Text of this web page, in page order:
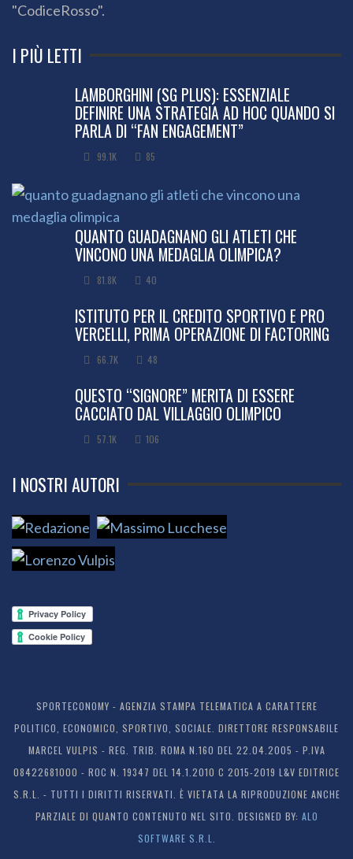
"CodiceRosso".
I PIÙ LETTI
LAMBORGHINI (SG PLUS): ESSENZIALE
DEFINIRE UNA STRATEGIA AD HOC QUANDO SI
PARLA DI “FAN ENGAGEMENT”
99.1K 85
QUANTO GUADAGNANO GLI ATLETI CHE
VINCONO UNA MEDAGLIA OLIMPICA?
81.8K 40
ISTITUTO PER IL CREDITO SPORTIVO E PRO
VERCELLI, PRIMA OPERAZIONE DI FACTORING
66.7K 48
QUESTO “SIGNORE” MERITA DI ESSERE
CACCIATO DAL VILLAGGIO OLIMPICO
57.1K 106
I NOSTRI AUTORI
SPORTECONOMY - AGENZIA STAMPA TELEMATICA A CARATTERE
POLITICO, ECONOMICO, SPORTIVO, SOCIALE. DIRETTORE RESPONSABILE
MARCEL VULPIS - REG. TRIB. ROMA N.160 DEL 22.04.2005 - P.IVA
08422681000 - ROC N. 19347 DEL 14.1.2010 C 2015-2019 L&V EDITRICE
S.R.L. - TUTTI I DIRITTI RISERVATI. È VIETATA LA RIPRODUZIONE ANCHE
PARZIALE DI QUANTO CONTENUTO NEL SITO. DESIGNED BY: ALO
SOFTWARE S.R.L.